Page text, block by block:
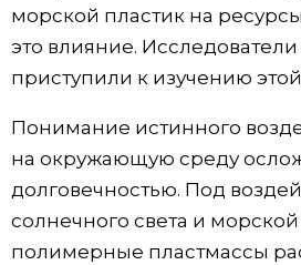
морской пластик на
это влияние. Исследователи
приступили к изучению
Понимание истинного
на окружающую среду
долговечностью. Под
солнечного света и
полимерные пластмассы